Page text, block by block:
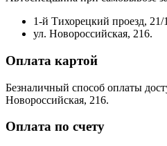
1-й Тихорецкий проезд, 21/1
ул. Новороссийская, 216.
Оплата картой
Безналичный способ оплаты
Новороссийская, 216.
Оплата по счету